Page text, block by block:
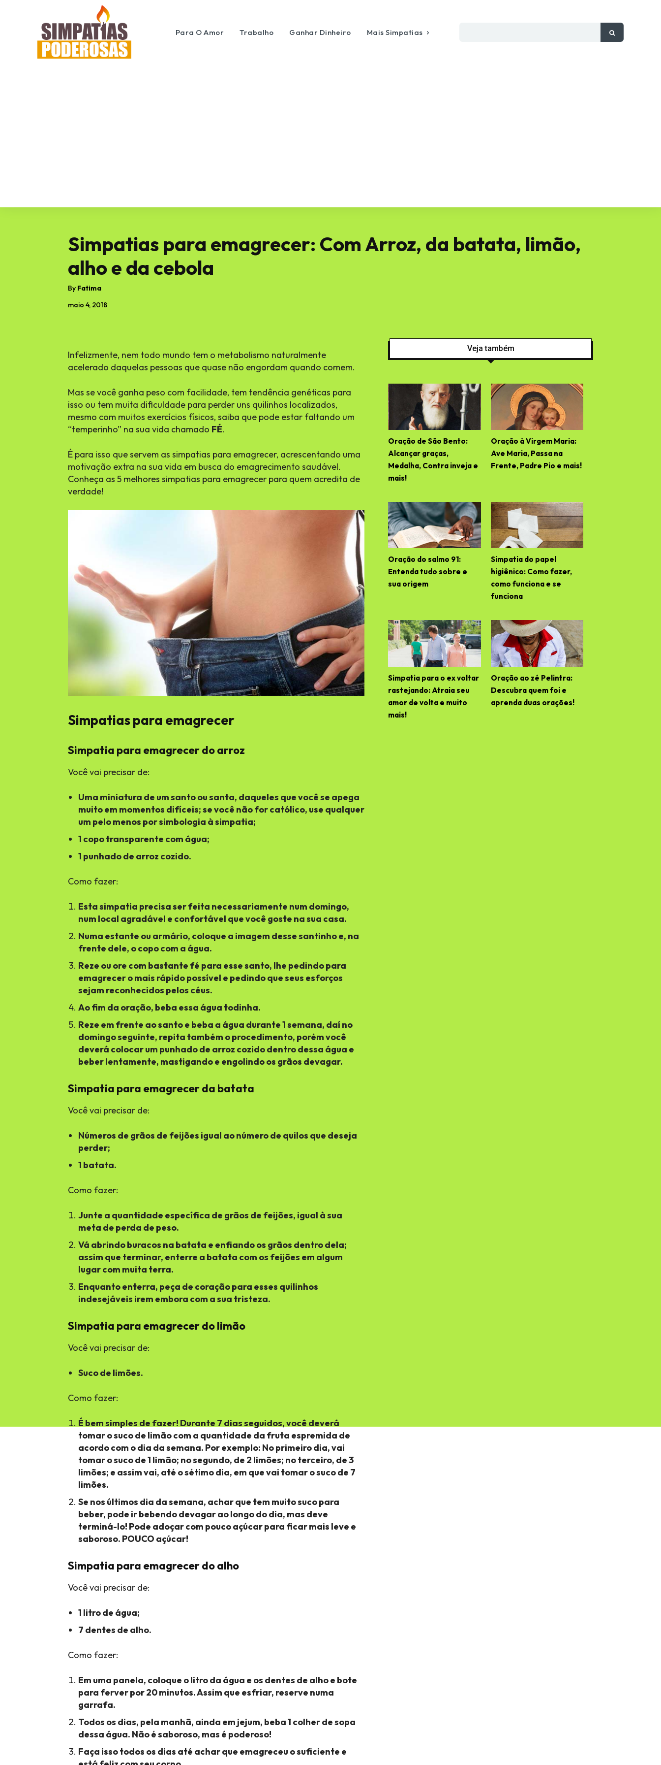
Para O Amor Trabalho Ganhar Dinheiro Mais Simpatias
Simpatias para emagrecer: Com Arroz, da batata, limão,
alho e da cebola
By Fatima
maio 4, 2018
Infelizmente, nem todo mundo tem o metabolismo naturalmente
acelerado daquelas pessoas que quase não engordam quando comem.
Mas se você ganha peso com facilidade, tem tendência genéticas para
isso ou tem muita dificuldade para perder uns quilinhos localizados,
mesmo com muitos exercícios físicos, saiba que pode estar faltando um
“temperinho” na sua vida chamado FÉ.
É para isso que servem as simpatias para emagrecer, acrescentando uma
motivação extra na sua vida em busca do emagrecimento saudável.
Conheça as 5 melhores simpatias para emagrecer para quem acredita de
verdade!
Simpatias para emagrecer
Simpatia para emagrecer do arroz
Você vai precisar de:
Uma miniatura de um santo ou santa, daqueles que você se apega
muito em momentos difíceis; se você não for católico, use qualquer
um pelo menos por simbologia à simpatia;
1 copo transparente com água;
1 punhado de arroz cozido.
Como fazer:
Esta simpatia precisa ser feita necessariamente num domingo,
num local agradável e confortável que você goste na sua casa.
Numa estante ou armário, coloque a imagem desse santinho e, na
frente dele, o copo com a água.
Reze ou ore com bastante fé para esse santo, lhe pedindo para
emagrecer o mais rápido possível e pedindo que seus esforços
sejam reconhecidos pelos céus.
Ao fim da oração, beba essa água todinha.
Reze em frente ao santo e beba a água durante 1 semana, daí no
domingo seguinte, repita também o procedimento, porém você
deverá colocar um punhado de arroz cozido dentro dessa água e
beber lentamente, mastigando e engolindo os grãos devagar.
Simpatia para emagrecer da batata
Você vai precisar de:
Números de grãos de feijões igual ao número de quilos que deseja
perder;
1 batata.
Como fazer:
Junte a quantidade específica de grãos de feijões, igual à sua
meta de perda de peso.
Vá abrindo buracos na batata e enfiando os grãos dentro dela;
assim que terminar, enterre a batata com os feijões em algum
lugar com muita terra.
Enquanto enterra, peça de coração para esses quilinhos
indesejáveis irem embora com a sua tristeza.
Simpatia para emagrecer do limão
Você vai precisar de:
Suco de limões.
Como fazer:
É bem simples de fazer! Durante 7 dias seguidos, você deverá
tomar o suco de limão com a quantidade da fruta espremida de
acordo com o dia da semana. Por exemplo: No primeiro dia, vai
tomar o suco de 1 limão; no segundo, de 2 limões; no terceiro, de 3
limões; e assim vai, até o sétimo dia, em que vai tomar o suco de 7
limões.
Se nos últimos dia da semana, achar que tem muito suco para
beber, pode ir bebendo devagar ao longo do dia, mas deve
terminá-lo! Pode adoçar com pouco açúcar para ficar mais leve e
saboroso. POUCO açúcar!
Simpatia para emagrecer do alho
Você vai precisar de:
1 litro de água;
7 dentes de alho.
Como fazer:
Em uma panela, coloque o litro da água e os dentes de alho e bote
para ferver por 20 minutos. Assim que esfriar, reserve numa
garrafa.
Todos os dias, pela manhã, ainda em jejum, beba 1 colher de sopa
dessa água. Não é saboroso, mas é poderoso!
Faça isso todos os dias até achar que emagreceu o suficiente e
Veja também
Oração de São Bento:
Alcançar graças,
Medalha, Contra inveja e
mais!
Oração à Virgem Maria:
Ave Maria, Passa na
Frente, Padre Pio e mais!
Oração do salmo 91:
Entenda tudo sobre e
sua origem
Simpatia do papel
higiênico: Como fazer,
como funciona e se
funciona
Simpatia para o ex voltar
rastejando: Atraia seu
amor de volta e muito
mais!
Oração ao zé Pelintra:
Descubra quem foi e
aprenda duas orações!